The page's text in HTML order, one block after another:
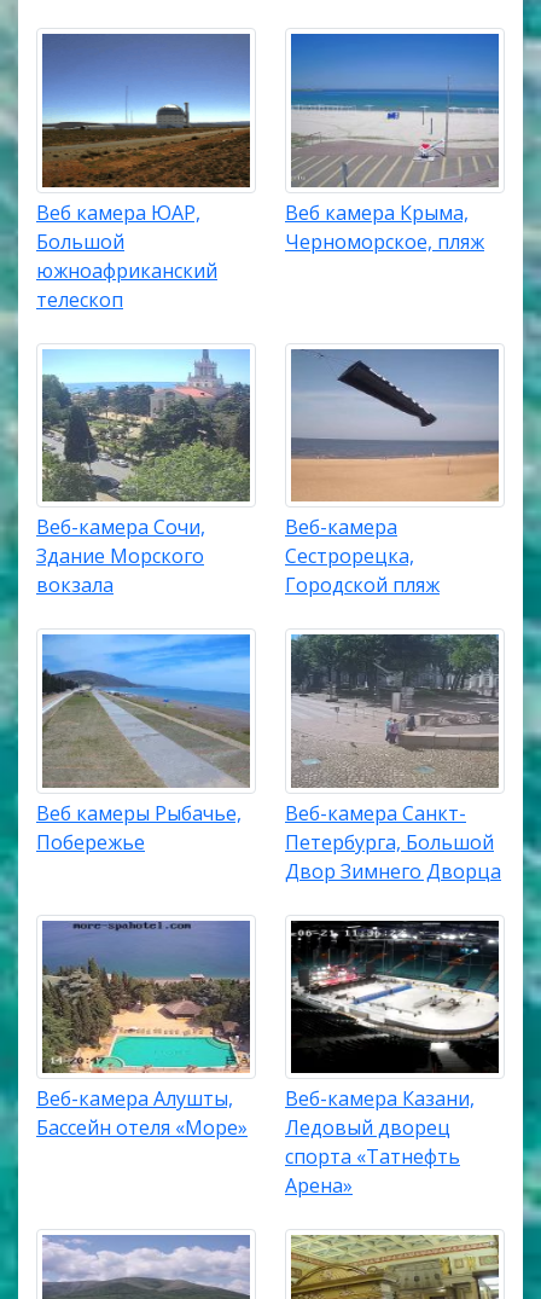
Веб камера ЮАР,
Большой
южноафриканский
телескоп
Веб камера Крыма,
Черноморское, пляж
Веб-камера Сочи,
Здание Морского
вокзала
Веб-камера
Сестрорецка,
Городской пляж
Веб камеры Рыбачье,
Побережье
Веб-камера Санкт-
Петербурга, Большой
Двор Зимнего Дворца
Веб-камера Алушты,
Бассейн отеля «Море»
Веб-камера Казани,
Ледовый дворец
спорта «Татнефть
Арена»